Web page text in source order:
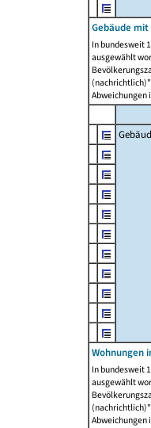
Gebäude
In bundesweit
ausgewählt
Abweichungen
Wohnungen
In bundesweit
ausgewählt
Abweichungen